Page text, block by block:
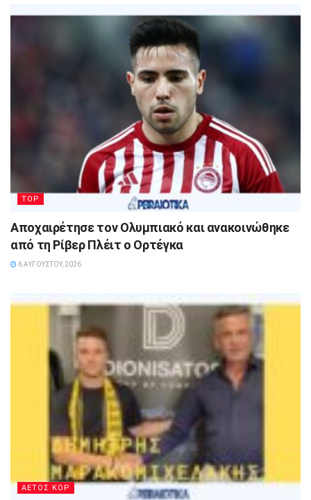
TOP
Αποχαιρέτησε τον Ολυμπιακό και ανακοινώθηκε
από τη Ρίβερ Πλέιτ ο Ορτέγκα
6 ΑΥΓΟΎΣΤΟΥ, 2026
ΑΕΤΟΣ ΚΟΡ